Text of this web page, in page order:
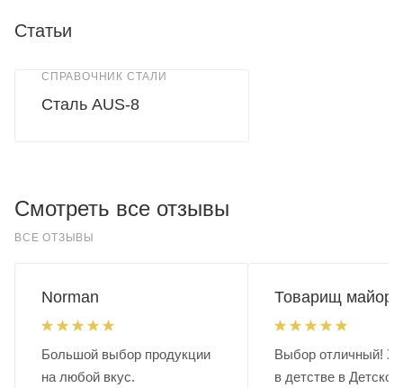
Статьи
СПРАВОЧНИК СТАЛИ
Сталь AUS-8
Смотреть все отзывы
ВСЕ ОТЗЫВЫ
Norman
Большой выбор продукции
на любой вкус.
Товарищ майор.
Выбор отличный!
в детстве в